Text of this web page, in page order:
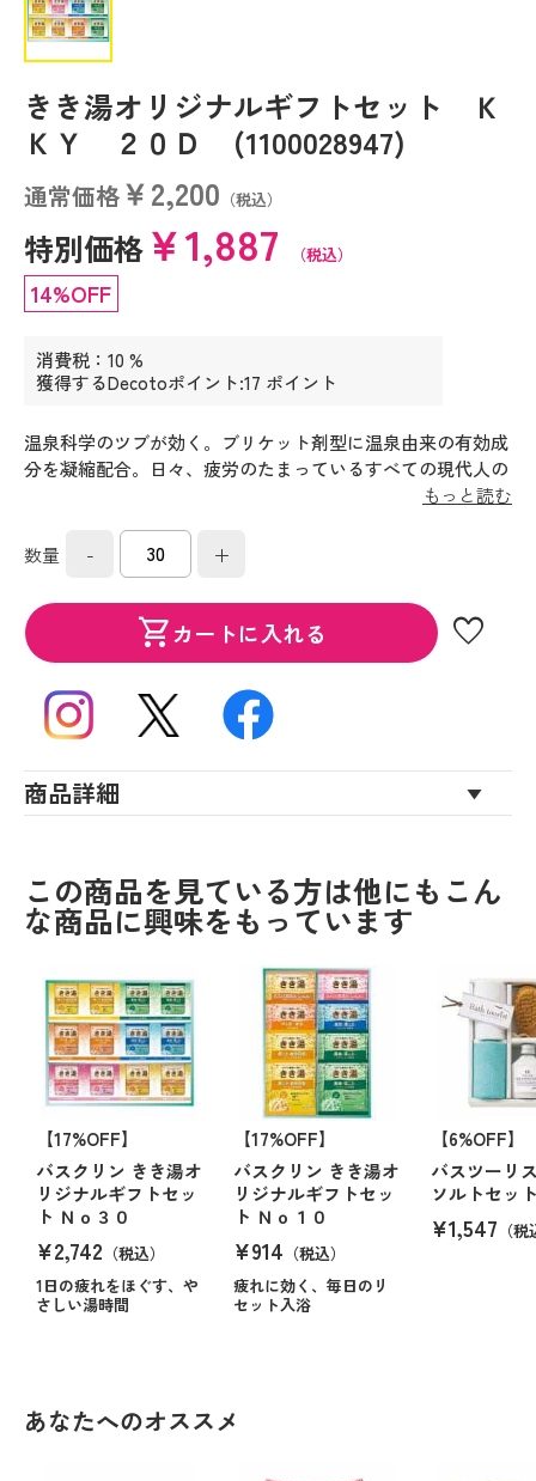
きき湯オリジナルギフトセット Ｋ
ＫＹ ２０Ｄ (1100028947)
通常価格￥2,200 （税込）
特別価格￥1,887 （税込）
14%OFF
消費税：10 %
獲得するDecotoポイント:17 ポイント
温泉科学のツブが効く。ブリケット剤型に温泉由来の有効成
分を凝縮配合。日々、疲労のたまっているすべての現代人の
ために温泉化学プロジェクトから開発された「きき湯」の入
もっと読む
数量 - +
shopping_cartカートに入れる favorite
商品詳細
この商品を見ている方は他にもこん
な商品に興味をもっています
【17%OFF】
バスクリン きき湯オ
リジナルギフトセッ
ト Ｎｏ３０
¥2,742 （税込）
1日の疲れをほぐす、や
さしい湯時間
【17%OFF】
バスクリン きき湯オ
リジナルギフトセッ
ト Ｎｏ１０
¥914 （税込）
疲れに効く、毎日のリ
セット入浴
【6%OFF】
バスツーリ
ソルトセッ
¥1,547 （
あなたへのオススメ